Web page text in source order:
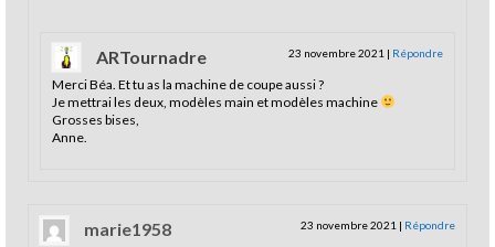
ARTournadre 23 novembre 2021 | Répondre
Merci Béa. Et tu as la machine de coupe aussi ?
Je mettrai les deux, modèles main et modèles machine
Grosses bises,
Anne.
marie1958 23 novembre 2021 | Répondre